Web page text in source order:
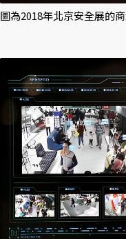
圖為2018年北京安全展的